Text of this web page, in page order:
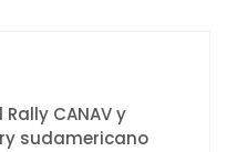
CANAV y
sudamericano